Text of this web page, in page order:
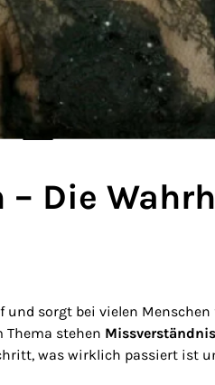
– Die
sorgt bei vielen Menschen
Thema stehen
was wirklich passiert ist